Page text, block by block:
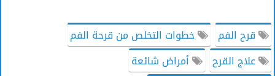
قرح الفم
خطوات التخلص من قرحة الفم
علاج القرح
أمراض شائعة